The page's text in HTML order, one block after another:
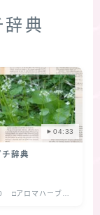
ク集
辞典
04:33
チ辞典
□アロマハーブ